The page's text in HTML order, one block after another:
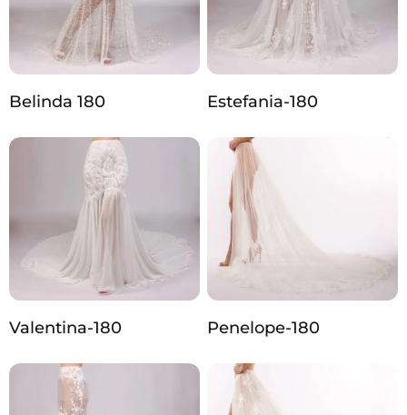
Belinda 180 Estefania-180
Valentina-180 Penelope-180